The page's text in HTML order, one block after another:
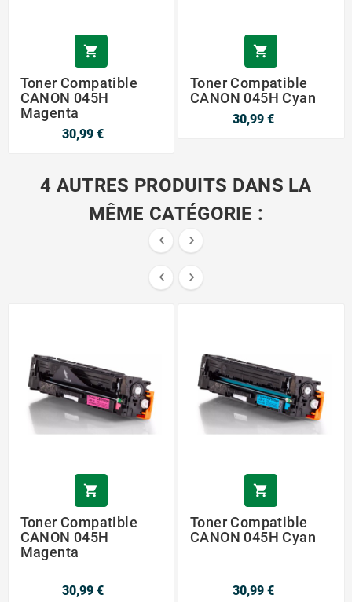

Toner Compatible
CANON 045H
Magenta
30,99 €

Toner Compatible
CANON 045H Cyan
30,99 €
4 AUTRES PRODUITS DANS LA
MÊME CATÉGORIE :
 
 

Toner Compatible
CANON 045H
Magenta
30,99 €

Toner Compatible
CANON 045H Cyan
30,99 €